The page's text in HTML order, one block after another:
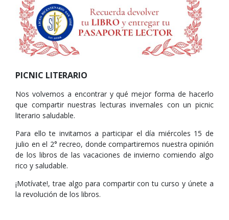
PICNIC LITERARIO
Nos volvemos a encontrar y qué mejor forma de hacerlo
que compartir nuestras lecturas invernales con un picnic
literario saludable.
Para ello te invitamos a participar el día miércoles 15 de
julio en el 2° recreo, donde compartiremos nuestra opinión
de los libros de las vacaciones de invierno comiendo algo
rico y saludable.
¡Motívate!, trae algo para compartir con tu curso y únete a
la revolución de los libros.